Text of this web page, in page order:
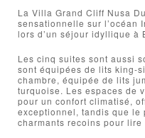
La Villa Grand Cliff Nusa
sensationnelle sur l’océan
lors d’un séjour idyllique à
Les cinq suites sont aussi
sont équipées de lits king-
chambre, équipée de lits
turquoise. Les espaces de
pour un confort climatisé,
exceptionnel, tandis que
charmants recoins pour lire